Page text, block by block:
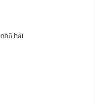
hải